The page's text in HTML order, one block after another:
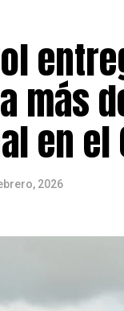
más
en el
2026